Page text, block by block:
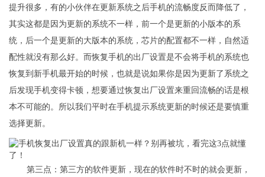
提升很多，有的小伙伴在更新系统之后手机的流畅度反而降低了，
其实这都是因为更新的系统不一样，前一个是更新的小版本的系
统，后一个是更新的大版本的系统，芯片的配置都不一样，自然适
配性就没有那么好。而恢复手机的出厂设置是不会将手机的系统也
恢复到新手机最开始的时候，也就是说如果你是因为更新了系统之
后发现手机变得卡顿，想要通过恢复出厂设置来重回流畅的话是根
本不可能的。所以我们平时在手机提示系统更新的时候还是要慎重
选择更新。
第三点：第三方的软件更新，现在的软件时不时的就会更新，